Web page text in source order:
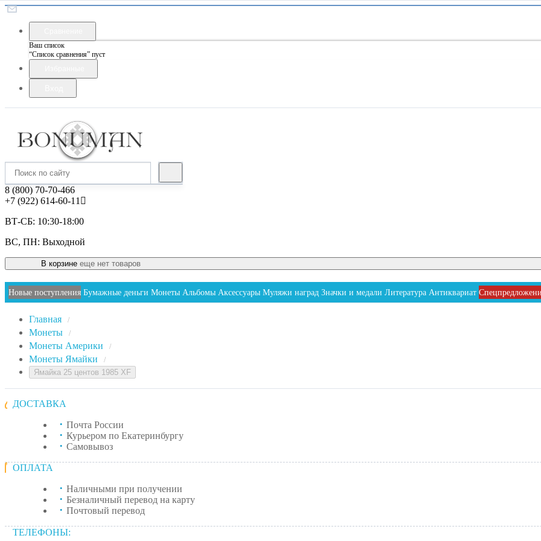
Ваш список
“Список сравнения” пуст
8 (800) 70-70-466
+7 (922) 614-60-11
ВТ-СБ: 10:30-18:00
ВС, ПН: Выходной
В корзине еще нет товаров
Новые поступления Бумажные деньги Монеты Альбомы Аксессуары Муляжи наград Значки и медали Литература Антиквариат
Главная /
Монеты /
Монеты Америки /
Монеты Ямайки /
Ямайка 25 центов 1985 XF
ДОСТАВКА
Почта России
Курьером по Екатеринбургу
Самовывоз
ОПЛАТА
Наличными при получении
Безналичный перевод на карту
Почтовый перевод
ТЕЛЕФОНЫ: